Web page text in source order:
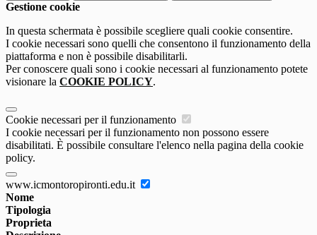
Gestione cookie
In questa schermata è possibile scegliere quali cookie consentire.
I cookie necessari sono quelli che consentono il funzionamento della
piattaforma e non è possibile disabilitarli.
Per conoscere quali sono i cookie necessari al funzionamento potete
visionare la COOKIE POLICY.
Cookie necessari per il funzionamento
I cookie necessari per il funzionamento non possono essere
disabilitati. È possibile consultare l'elenco nella pagina della cookie
policy.
www.icmontoropironti.edu.it
Nome
Tipologia
Proprieta